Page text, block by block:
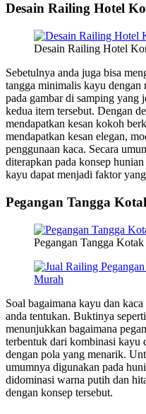
Desain Railing Hotel
Desain Railing Hotel
Sebetulnya anda juga bisa
tangga minimalis kayu
pada gambar di samping yang
kedua item tersebut. Dengan
mendapatkan kesan kokoh
mendapatkan kesan elegan,
penggunaan kaca. Secara
diterapkan pada konsep
kayu dapat menjadi faktor
Pegangan Tangga
Pegangan Tangga
Soal bagaimana kayu dan
anda tentukan. Buktinya
menunjukkan bagaimana
terbentuk dari kombinasi kayu
dengan pola yang menarik.
umumnya digunakan pada
didominasi warna putih dan
dengan konsep tersebut.